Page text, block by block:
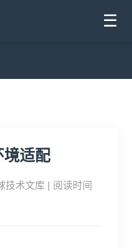
☰
境适配
技术文库 | 阅读时间